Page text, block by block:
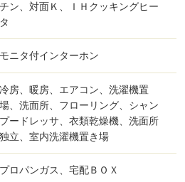
チン、対面Ｋ、ＩＨクッキングヒー
タ
モニタ付インターホン
冷房、暖房、エアコン、洗濯機置
場、洗面所、フローリング、シャン
プードレッサ、衣類乾燥機、洗面所
独立、室内洗濯機置き場
プロパンガス、宅配ＢＯＸ